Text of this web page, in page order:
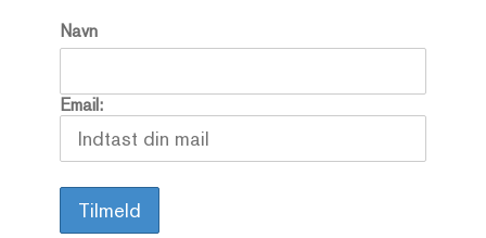
Navn
Email: